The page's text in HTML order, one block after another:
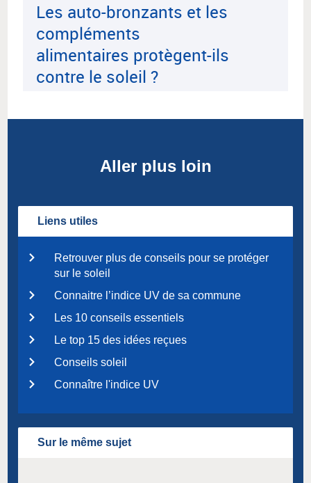
Les auto-bronzants et les
compléments
alimentaires protègent-ils
contre le soleil ?
Aller plus loin
Liens utiles
Retrouver plus de conseils pour se protéger
sur le soleil
Connaitre l’indice UV de sa commune
Les 10 conseils essentiels
Le top 15 des idées reçues
Conseils soleil
Connaître l'indice UV
Sur le même sujet